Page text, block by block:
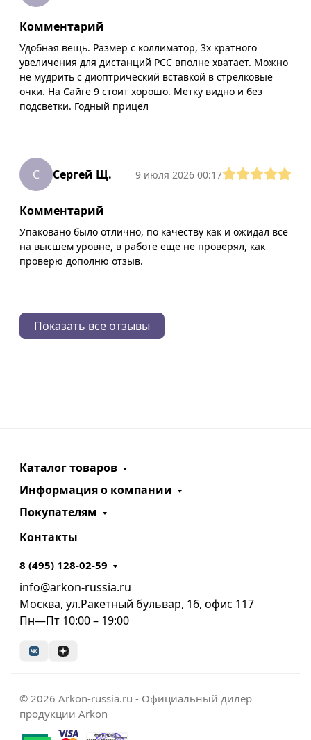
Комментарий
Удобная вещь. Размер с коллиматор, 3х кратного
увеличения для дистанций PCC вполне хватает. Можно
не мудрить с диоптрический вставкой в стрелковые
очки. На Сайге 9 стоит хорошо. Метку видно и без
подсветки. Годный прицел
С Сергей Щ. 9 июля 2026 00:17
Комментарий
Упаковано было отлично, по качеству как и ожидал все
на высшем уровне, в работе еще не проверял, как
проверю дополню отзыв.
Показать все отзывы
Каталог товаров
Информация о компании
Покупателям
Контакты
8 (495) 128-02-59
info@arkon-russia.ru
Москва, ул.Ракетный бульвар, 16, офис 117
Пн—Пт 10:00 – 19:00
© 2026 Arkon-russia.ru - Официальный дилер
продукции Arkon